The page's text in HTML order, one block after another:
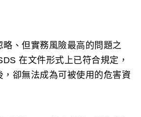
略、但實務風險最高的問題之
在文件形式上已符合規定，
卻無法成為可被使用的危害資